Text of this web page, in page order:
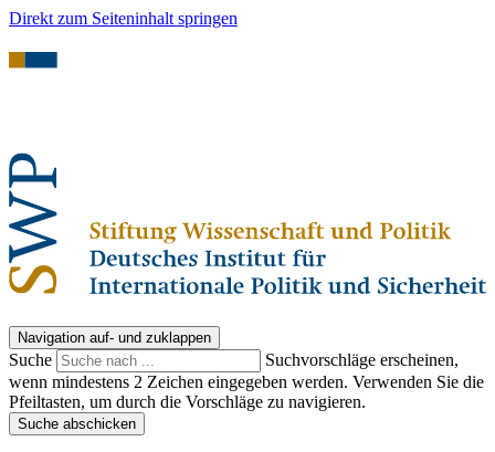
Direkt zum Seiteninhalt springen
Navigation auf- und zuklappen
Suche
Suchvorschläge erscheinen,
wenn mindestens 2 Zeichen eingegeben werden. Verwenden Sie die
Pfeiltasten, um durch die Vorschläge zu navigieren.
Suche abschicken